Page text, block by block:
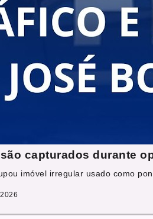
capturados durante
imóvel irregular usado como